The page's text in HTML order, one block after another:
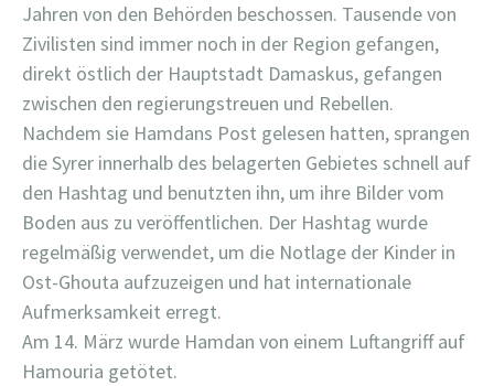
Jahren von den Behörden beschossen. Tausende von
Zivilisten sind immer noch in der Region gefangen,
direkt östlich der Hauptstadt Damaskus, gefangen
zwischen den regierungstreuen und Rebellen.
Nachdem sie Hamdans Post gelesen hatten, sprangen
die Syrer innerhalb des belagerten Gebietes schnell auf
den Hashtag und benutzten ihn, um ihre Bilder vom
Boden aus zu veröffentlichen. Der Hashtag wurde
regelmäßig verwendet, um die Notlage der Kinder in
Ost-Ghouta aufzuzeigen und hat internationale
Aufmerksamkeit erregt.
Am 14. März wurde Hamdan von einem Luftangriff auf
Hamouria getötet.